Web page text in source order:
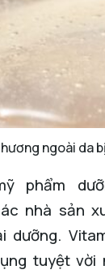
ngoài da
phẩm
nhà sản
dưỡng.
tuyệt vời